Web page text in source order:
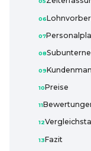
Preise
Fazit